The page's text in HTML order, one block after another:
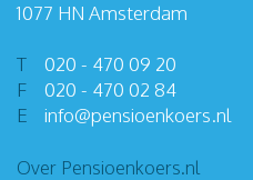
1077 HN Amsterdam
T
020 - 470 09 20
F
020 - 470 02 84
E
info@pensioenkoers.nl
Over Pensioenkoers.nl